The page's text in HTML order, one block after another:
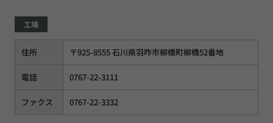
工場
住所 〒925-8555 石川県羽咋市柳橋町柳橋52番地
電話 0767-22-3111
ファクス 0767-22-3332